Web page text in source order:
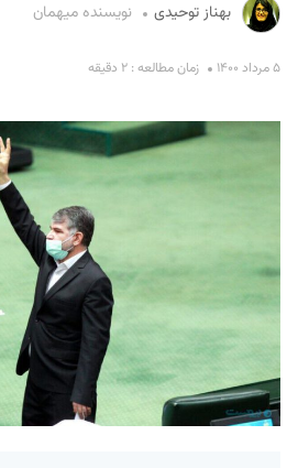
بهناز توحیدی نویسنده میهمان
۵ مرداد ۱۴۰۰ زمان مطالعه : ۲ دقیقه